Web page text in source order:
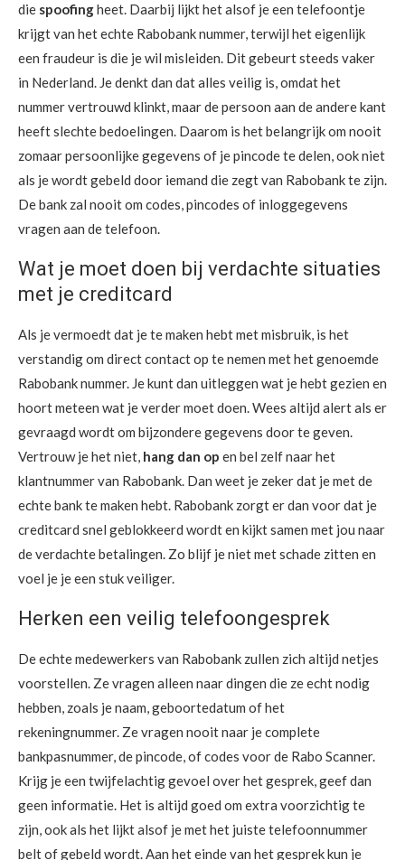
die spoofingheet. Daarbij lijkt het alsof je een telefoontje
krijgt van het echte Rabobank nummer, terwijl het eigenlijk
een fraudeur is die je wil misleiden. Dit gebeurt steeds vaker
in Nederland. Je denkt dan dat alles veilig is, omdat het
nummer vertrouwd klinkt, maar de persoon aan de andere kant
heeft slechte bedoelingen. Daarom is het belangrijk om nooit
zomaar persoonlijke gegevens of je pincode te delen, ook niet
als je wordt gebeld door iemand die zegt van Rabobank te zijn.
De bank zal nooit om codes, pincodes of inloggegevens
vragen aan de telefoon.
Wat je moet doen bij verdachte situaties
met je creditcard
Als je vermoedt dat je te maken hebt met misbruik, is het
verstandig om direct contact op te nemen met het genoemde
Rabobank nummer. Je kunt dan uitleggen wat je hebt gezien en
hoort meteen wat je verder moet doen. Wees altijd alert als er
gevraagd wordt om bijzondere gegevens door te geven.
Vertrouw je het niet, hang dan op en bel zelf naar het
klantnummer van Rabobank. Dan weet je zeker dat je met de
echte bank te maken hebt. Rabobank zorgt er dan voor dat je
creditcard snel geblokkeerd wordt en kijkt samen met jou naar
de verdachte betalingen. Zo blijf je niet met schade zitten en
voel je je een stuk veiliger.
Herken een veilig telefoongesprek
De echte medewerkers van Rabobank zullen zich altijd netjes
voorstellen. Ze vragen alleen naar dingen die ze echt nodig
hebben, zoals je naam, geboortedatum of het
rekeningnummer. Ze vragen nooit naar je complete
bankpasnummer, de pincode, of codes voor de Rabo Scanner.
Krijg je een twijfelachtig gevoel over het gesprek, geef dan
geen informatie. Het is altijd goed om extra voorzichtig te
zijn, ook als het lijkt alsof je met het juiste telefoonnummer
belt of gebeld wordt. Aan het einde van het gesprek kun je